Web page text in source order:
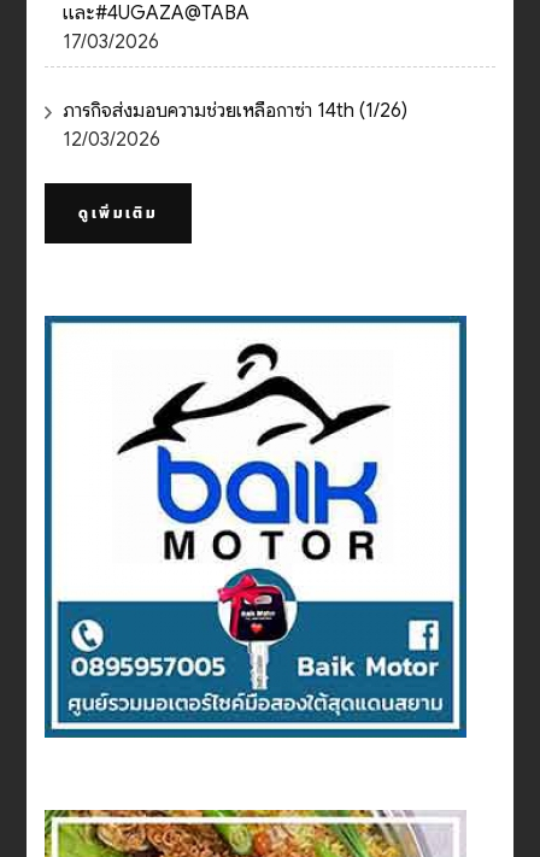
และ#4UGAZA@TABA
17/03/2026
ภารกิจส่งมอบความช่วยเหลือกาซ่า 14th (1/26)
12/03/2026